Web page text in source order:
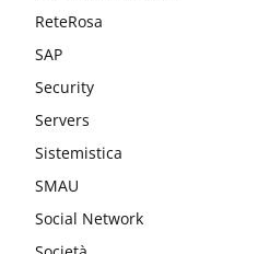
ReteRosa
SAP
Security
Servers
Sistemistica
SMAU
Social Network